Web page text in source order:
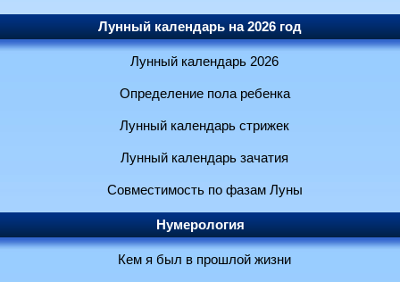
Лунный календарь на 2026 год
Лунный календарь 2026
Определение пола ребенка
Лунный календарь стрижек
Лунный календарь зачатия
Совместимость по фазам Луны
Нумерология
Кем я был в прошлой жизни